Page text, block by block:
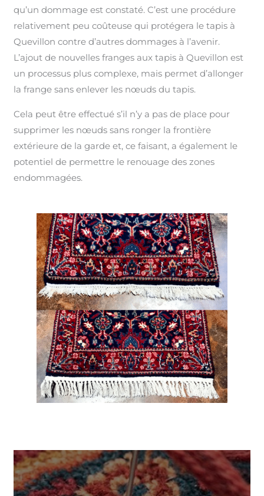
qu’un dommage est constaté. C’est une procédure
relativement peu coûteuse qui protégera le tapis à
Quevillon contre d’autres dommages à l’avenir.
L’ajout de nouvelles franges aux tapis à Quevillon est
un processus plus complexe, mais permet d’allonger
la frange sans enlever les nœuds du tapis.
Cela peut être effectué s’il n’y a pas de place pour
supprimer les nœuds sans ronger la frontière
extérieure de la garde et, ce faisant, a également le
potentiel de permettre le renouage des zones
endommagées.